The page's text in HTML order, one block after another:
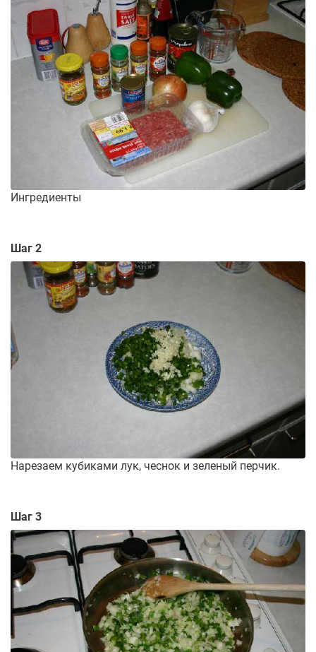
Ингредиенты
Шаг 2
Нарезаем кубиками лук, чеснок и зеленый перчик.
Шаг 3